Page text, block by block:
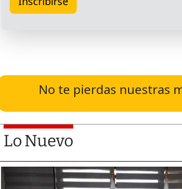
No te pierdas nuestras
Lo Nuevo